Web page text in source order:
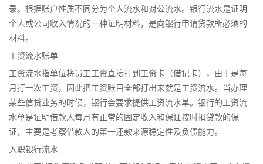
录。根据账户性质不同分为个人流水和对公流水。银行流水是证明
个人或公司收入情况的一种证明材料，是向银行申请贷款所必须的
材料。
工资流水账单
工资流水指单位将员工工资直接打到工资卡（借记卡），由于是每
月打一次工资，因此把工资账目全部打出来就是工资流水。当办理
某些信贷业务的时候，银行会要求提供工资流水单。银行的工资流
水单是证明借款人每月有正常的固定收入和保证按时扣贷款的保
证，主要是考察借款人的第一还款来源稳定性及负债能力。
入职银行流水